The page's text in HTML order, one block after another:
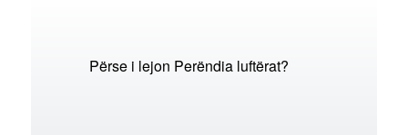
Përse i lejon Perëndia luftërat?